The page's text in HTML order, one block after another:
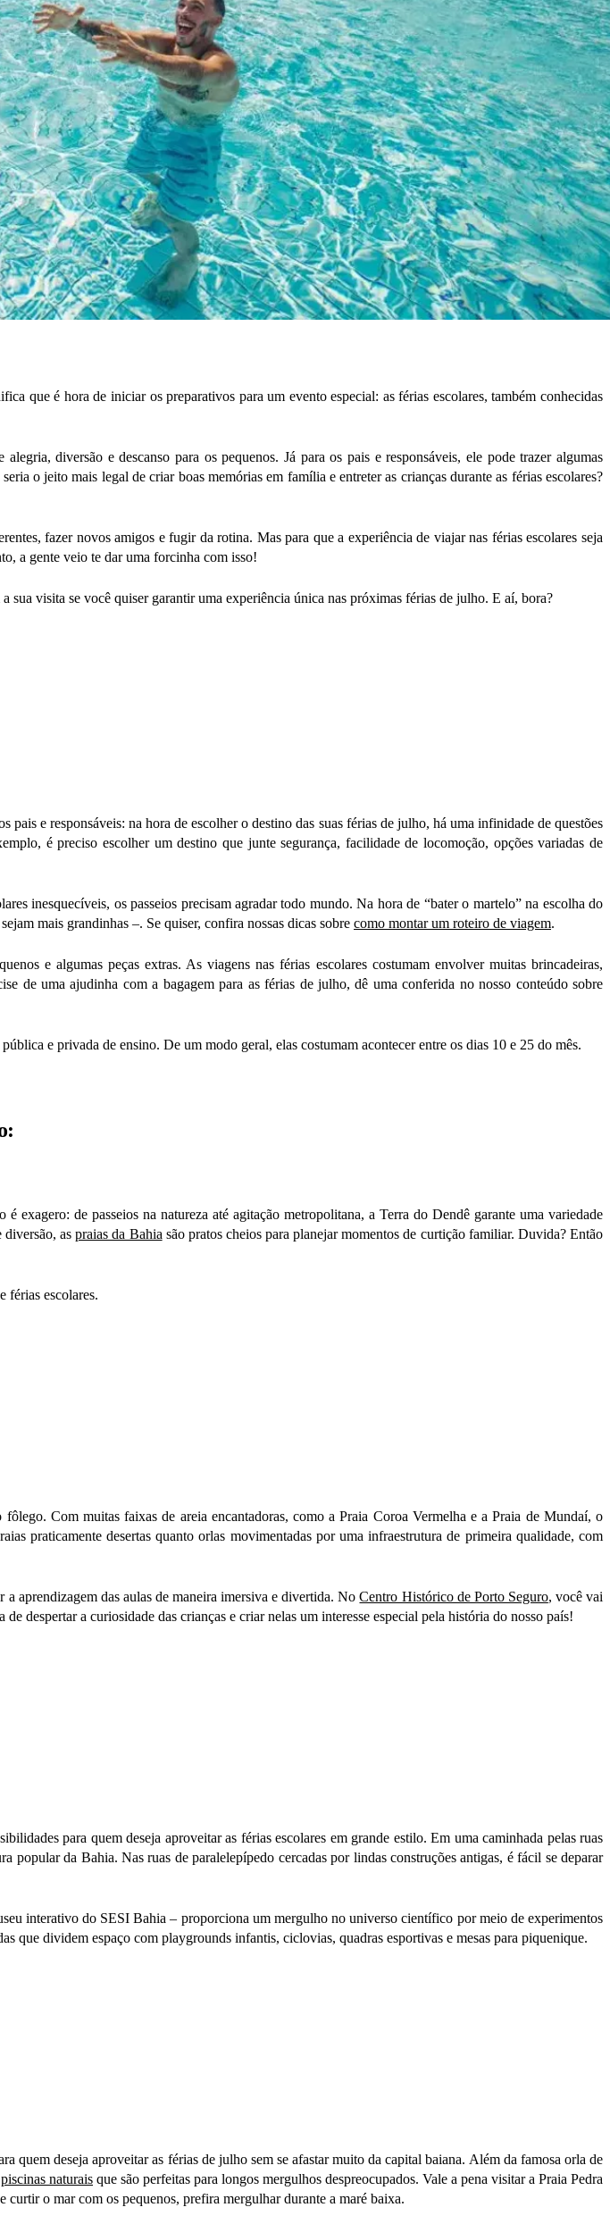
que é hora de iniciar os preparativos para um evento especial: as férias escolares, também conhecidas
diversão e descanso para os pequenos. Já para os pais e responsáveis, ele pode trazer algumas
o jeito mais legal de criar boas memórias em família e entreter as crianças durante as férias escolares?
fazer novos amigos e fugir da rotina. Mas para que a experiência de viajar nas férias escolares seja
a gente veio te dar uma forcinha com isso!
visita se você quiser garantir uma experiência única nas próximas férias de julho. E aí, bora?
e responsáveis: na hora de escolher o destino das suas férias de julho, há uma infinidade de questões
é preciso escolher um destino que junte segurança, facilidade de locomoção, opções variadas de
inesquecíveis, os passeios precisam agradar todo mundo. Na hora de “bater o martelo” na escolha do
mais grandinhas –. Se quiser, confira nossas dicas sobre como montar um roteiro de viagem.
e algumas peças extras. As viagens nas férias escolares costumam envolver muitas brincadeiras,
de uma ajudinha com a bagagem para as férias de julho, dê uma conferida no nosso conteúdo sobre
e privada de ensino. De um modo geral, elas costumam acontecer entre os dias 10 e 25 do mês.
exagero: de passeios na natureza até agitação metropolitana, a Terra do Dendê garante uma variedade
diversão, aspraias da Bahia são pratos cheios para planejar momentos de curtição familiar. Duvida? Então
férias escolares.
Com muitas faixas de areia encantadoras, como a Praia Coroa Vermelha e a Praia de Mundaí, o
praticamente desertas quanto orlas movimentadas por uma infraestrutura de primeira qualidade, com
a aprendizagem das aulas de maneira imersiva e divertida. NoCentro Histórico de Porto Seguro, você vai
despertar a curiosidade das crianças e criar nelas um interesse especial pela história do nosso país!
para quem deseja aproveitar as férias escolares em grande estilo. Em uma caminhada pelas ruas
popular da Bahia. Nas ruas de paralelepípedo cercadas por lindas construções antigas, é fácil se deparar
interativo do SESI Bahia – proporciona um mergulho no universo científico por meio de experimentos
que dividem espaço com playgrounds infantis, ciclovias, quadras esportivas e mesas para piquenique.
quem deseja aproveitar as férias de julho sem se afastar muito da capital baiana. Além da famosa orla de
piscinas naturais que são perfeitas para longos mergulhos despreocupados. Vale a pena visitar a Praia Pedra
o mar com os pequenos, prefira mergulhar durante a maré baixa.